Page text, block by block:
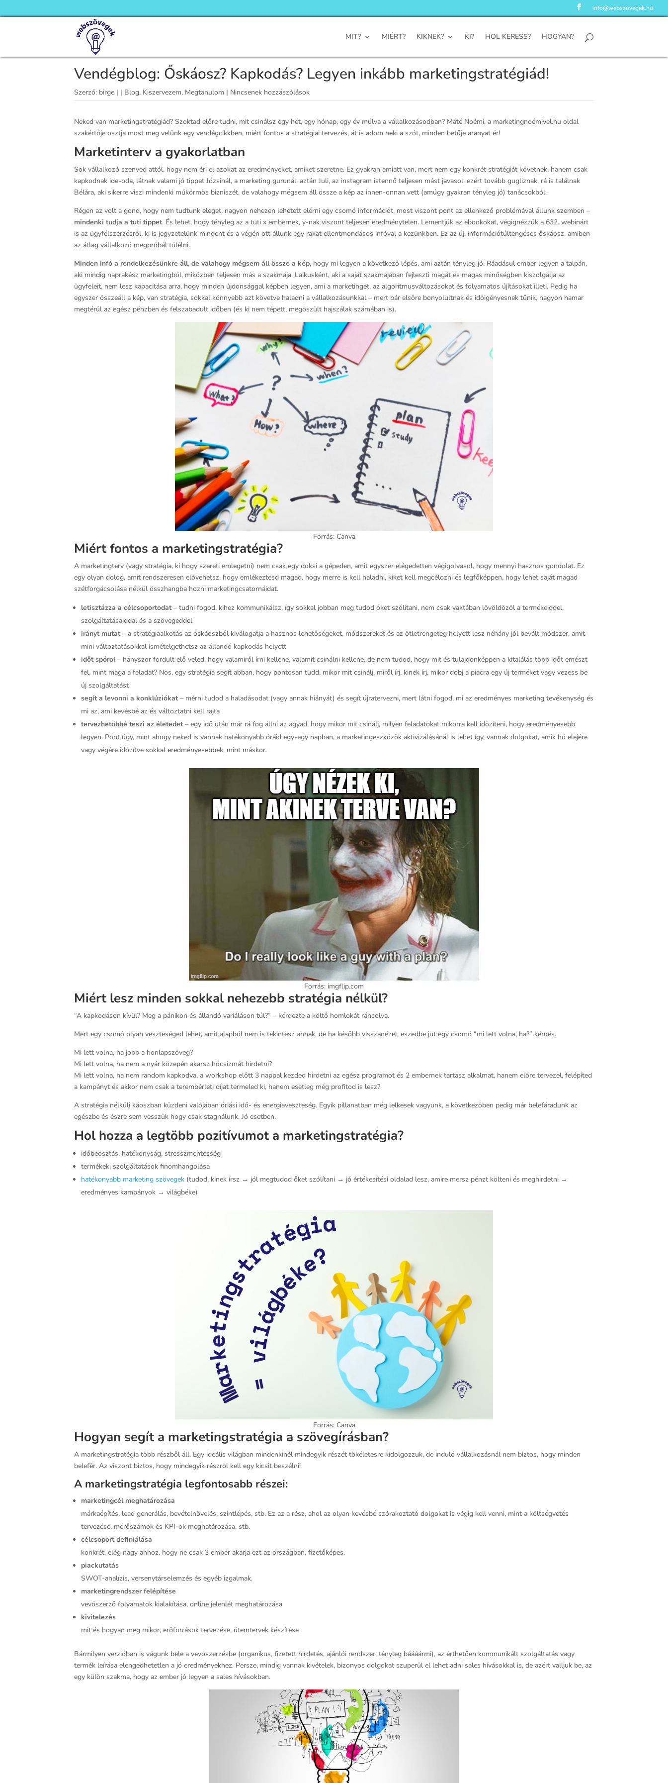
info@webszovegek.hu
MIT? MIÉRT? KIKNEK? KI? HOL KERESS? HOGYAN?
Vendégblog: Őskáosz? Kapkodás? Legyen inkább marketingstratégiád!
Szerző: birge | | Blog, Kiszervezem, Megtanulom | Nincsenek hozzászólások
Neked van marketingstratégiád? Szoktad előre tudni, mit csinálsz egy hét, egy hónap, egy év múlva a vállalkozásodban? Máté Noémi, a marketingnoémivel.hu oldal
szakértője osztja most meg velünk egy vendégcikkben, miért fontos a stratégiai tervezés, át is adom neki a szót, minden betűje aranyat ér!
Marketinterv a gyakorlatban
Sok vállalkozó szenved attól, hogy nem éri el azokat az eredményeket, amiket szeretne. Ez gyakran amiatt van, mert nem egy konkrét stratégiát követnek, hanem csak
kapkodnak ide-oda, látnak valami jó tippet Józsinál, a marketing gurunál, aztán Juli, az instagram istennő teljesen mást javasol, ezért tovább gugliznak, rá is találnak
Bélára, aki sikerre viszi mindenki műkörmös bizniszét, de valahogy mégsem áll össze a kép az innen-onnan vett (amúgy gyakran tényleg jó) tanácsokból.
Régen az volt a gond, hogy nem tudtunk eleget, nagyon nehezen lehetett elérni egy csomó információt, most viszont pont az ellenkező problémával állunk szemben –
mindenki tudja a tuti tippet. És lehet, hogy tényleg az a tuti x embernek, y-nak viszont teljesen eredménytelen. Lementjük az ebookokat, végignézzük a 632. webinárt
is az ügyfélszerzésről, ki is jegyzetelünk mindent és a végén ott állunk egy rakat ellentmondásos infóval a kezünkben. Ez az új, információtúltengéses őskáosz, amiben
az átlag vállalkozó megpróbál túlélni.
Minden infó a rendelkezésünkre áll, de valahogy mégsem áll össze a kép, hogy mi legyen a következő lépés, ami aztán tényleg jó. Ráadásul ember legyen a talpán,
aki mindig naprakész marketingből, miközben teljesen más a szakmája. Laikusként, aki a saját szakmájában fejleszti magát és magas minőségben kiszolgálja az
ügyfeleit, nem lesz kapacitása arra, hogy minden újdonsággal képben legyen, ami a marketinget, az algoritmusváltozásokat és folyamatos újításokat illeti. Pedig ha
egyszer összeáll a kép, van stratégia, sokkal könnyebb azt követve haladni a vállalkozásunkkal – mert bár elsőre bonyolultnak és időigényesnek tűnik, nagyon hamar
megtérül az egész pénzben és felszabadult időben (és ki nem tépett, megőszült hajszálak számában is).
Forrás: Canva
Miért fontos a marketingstratégia?
A marketingterv (vagy stratégia, ki hogy szereti emlegetni) nem csak egy doksi a gépeden, amit egyszer elégedetten végigolvasol, hogy mennyi hasznos gondolat. Ez
egy olyan dolog, amit rendszeresen elővehetsz, hogy emlékeztesd magad, hogy merre is kell haladni, kiket kell megcélozni és legfőképpen, hogy lehet saját magad
szétforgácsolása nélkül összhangba hozni marketingcsatornáidat.
letisztázza a célcsoportodat– tudni fogod, kihez kommunikálsz, így sokkal jobban meg tudod őket szólítani, nem csak vaktában lövöldözöl a termékeiddel,
szolgáltatásaiddal és a szövegeddel
irányt mutat– a stratégiaalkotás az őskáoszból kiválogatja a hasznos lehetőségeket, módszereket és az ötletrengeteg helyett lesz néhány jól bevált módszer, amit
mini változtatásokkal ismételgethetsz az állandó kapkodás helyett
időt spórol– hányszor fordult elő veled, hogy valamiről írni kellene, valamit csinálni kellene, de nem tudod, hogy mit és tulajdonképpen a kitalálás több időt emészt
fel, mint maga a feladat? Nos, egy stratégia segít abban, hogy pontosan tudd, mikor mit csinálj, miről írj, kinek írj, mikor dobj a piacra egy új terméket vagy vezess be
új szolgáltatást
segít a levonni a konklúziókat– mérni tudod a haladásodat (vagy annak hiányát) és segít újratervezni, mert látni fogod, mi az eredményes marketing tevékenység és
mi az, ami kevésbé az és változtatni kell rajta
tervezhetőbbé teszi az életedet– egy idő után már rá fog állni az agyad, hogy mikor mit csinálj, milyen feladatokat mikorra kell időzíteni, hogy eredményesebb
legyen. Pont úgy, mint ahogy neked is vannak hatékonyabb óráid egy-egy napban, a marketingeszközök aktivizálásánál is lehet így, vannak dolgokat, amik hó elejére
vagy végére időzítve sokkal eredményesebbek, mint máskor.
Forrás: imgflip.com
Miért lesz minden sokkal nehezebb stratégia nélkül?
“A kapkodáson kívül? Meg a pánikon és állandó variáláson túl?” – kérdezte a költő homlokát ráncolva.
Mert egy csomó olyan veszteséged lehet, amit alapból nem is tekintesz annak, de ha később visszanézel, eszedbe jut egy csomó “mi lett volna, ha?” kérdés.
Mi lett volna, ha jobb a honlapszöveg?
Mi lett volna, ha nem a nyár közepén akarsz hócsizmát hirdetni?
Mi lett volna, ha nem random kapkodva, a workshop előtt 3 nappal kezded hirdetni az egész programot és 2 embernek tartasz alkalmat, hanem előre tervezel, felépíted
a kampányt és akkor nem csak a terembérleti díjat termeled ki, hanem esetleg még profitod is lesz?
A stratégia nélküli káoszban küzdeni valójában óriási idő- és energiaveszteség. Egyik pillanatban még lelkesek vagyunk, a következőben pedig már belefáradunk az
egészbe és észre sem vesszük hogy csak stagnálunk. Jó esetben.
Hol hozza a legtöbb pozitívumot a marketingstratégia?
időbeosztás, hatékonyság, stresszmentesség
termékek, szolgáltatások finomhangolása
hatékonyabb marketing szövegek (tudod, kinek írsz → jól megtudod őket szólítani → jó értékesítési oldalad lesz, amire mersz pénzt költeni és meghirdetni →
eredményes kampányok → világbéke)
Forrás: Canva
Hogyan segít a marketingstratégia a szövegírásban?
A marketingstratégia több részből áll. Egy ideális világban mindenkinél mindegyik részét tökéletesre kidolgozzuk, de induló vállalkozásnál nem biztos, hogy minden
belefér. Az viszont biztos, hogy mindegyik részről kell egy kicsit beszélni!
A marketingstratégia legfontosabb részei:
marketingcél meghatározása
márkaépítés, lead generálás, bevételnövelés, szintlépés, stb. Ez az a rész, ahol az olyan kevésbé szórakoztató dolgokat is végig kell venni, mint a költségvetés
tervezése, mérőszámok és KPI-ok meghatározása, stb.
célcsoport definiálása
konkrét, elég nagy ahhoz, hogy ne csak 3 ember akarja ezt az országban, fizetőképes.
piackutatás
SWOT-analízis, versenytárselemzés és egyéb izgalmak.
marketingrendszer felépítése
vevőszerző folyamatok kialakítása, online jelenlét meghatározása
kivitelezés
mit és hogyan meg mikor, erőforrások tervezése, ütemtervek készítése
Bármilyen verzióban is vágunk bele a vevőszerzésbe (organikus, fizetett hirdetés, ajánlói rendszer, tényleg báááármi), az érthetően kommunikált szolgáltatás vagy
termék leírása elengedhetetlen a jó eredményekhez. Persze, mindig vannak kivételek, bizonyos dolgokat szuperül el lehet adni sales hívásokkal is, de azért valljuk be, az
egy külön szakma, hogy az ember jó legyen a sales hívásokban.